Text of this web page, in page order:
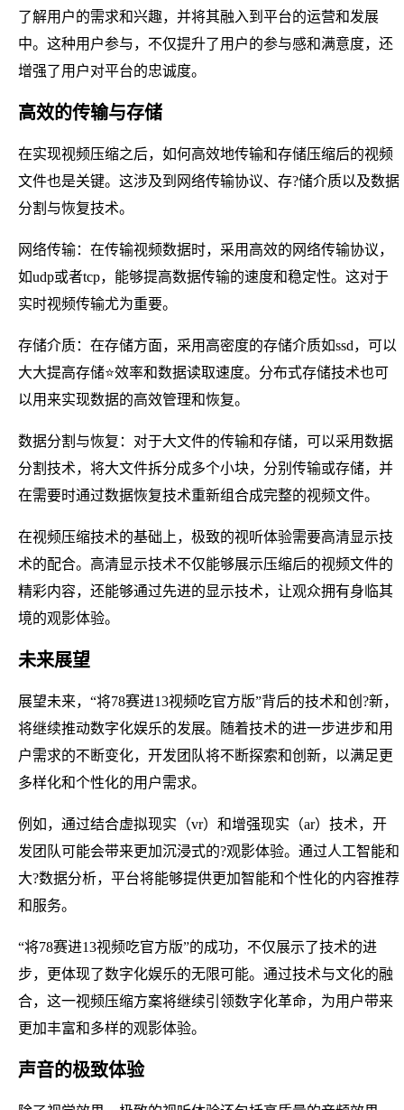
了解用户的需求和兴趣，并将其融入到平台的运营和发展
中。这种用户参与，不仅提升了用户的参与感和满意度，还
增强了用户对平台的忠诚度。
高效的传输与存储
在实现视频压缩之后，如何高效地传输和存储压缩后的视频
文件也是关键。这涉及到网络传输协议、存?储介质以及数据
分割与恢复技术。
网络传输：在传输视频数据时，采用高效的网络传输协议，
如udp或者tcp，能够提高数据传输的速度和稳定性。这对于
实时视频传输尤为重要。
存储介质：在存储方面，采用高密度的存储介质如ssd，可以
大大提高存储⭐效率和数据读取速度。分布式存储技术也可
以用来实现数据的高效管理和恢复。
数据分割与恢复：对于大文件的传输和存储，可以采用数据
分割技术，将大文件拆分成多个小块，分别传输或存储，并
在需要时通过数据恢复技术重新组合成完整的视频文件。
在视频压缩技术的基础上，极致的视听体验需要高清显示技
术的配合。高清显示技术不仅能够展示压缩后的视频文件的
精彩内容，还能够通过先进的显示技术，让观众拥有身临其
境的观影体验。
未来展望
展望未来，“将78赛进13视频吃官方版”背后的技术和创?新，
将继续推动数字化娱乐的发展。随着技术的进一步进步和用
户需求的不断变化，开发团队将不断探索和创新，以满足更
多样化和个性化的用户需求。
例如，通过结合虚拟现实（vr）和增强现实（ar）技术，开
发团队可能会带来更加沉浸式的?观影体验。通过人工智能和
大?数据分析，平台将能够提供更加智能和个性化的内容推荐
和服务。
“将78赛进13视频吃官方版”的成功，不仅展示了技术的进
步，更体现了数字化娱乐的无限可能。通过技术与文化的融
合，这一视频压缩方案将继续引领数字化革命，为用户带来
更加丰富和多样的观影体验。
声音的极致体验